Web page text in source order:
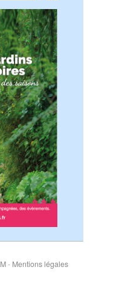
- Mentions légales